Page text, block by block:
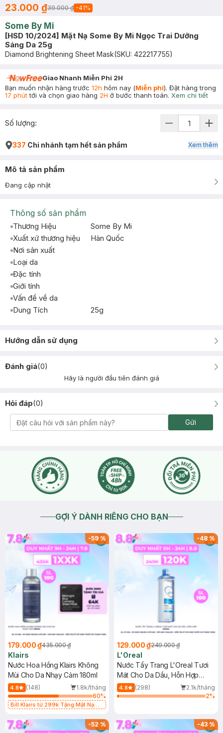
23.000 ₫39.000 ₫ -41%
Some By Mi
[HSD 10/2024] Mặt Nạ Some By Mi Ngọc Trai Dưỡng
Sáng Da 25g
Diamond Brightening Sheet Mask(SKU: 422217755)
Giao Nhanh Miễn Phí 2H
Bạn muốn nhận hàng trước 12h hôm nay (Miễn phí). Đặt hàng trong
17 phúttới và chọn giao hàng 2H ở bước thanh toán. Xem chi tiết
Số lượng:
337 Chi nhánh tạm hết sản phẩm Xem thêm
Mô tả sản phẩm
Đang cập nhật
Thông số sản phẩm
Thương Hiệu
Some By Mi
Xuất xứ thương hiệu
Hàn Quốc
Nơi sản xuất
Loại da
Đặc tính
Giới tính
Vấn đề về da
Dung Tích
25g
Hướng dẫn sử dụng
Đánh giá(0)
Hãy là người đầu tiên đánh giá
Hỏi đáp(0)
Gửi
GỢI Ý DÀNH RIÊNG CHO BẠN
-59%
179.000 ₫435.000 ₫
Klairs
Nước Hoa Hồng Klairs Không
Mùi Cho Da Nhạy Cảm 180ml
4.8 (148)
1.8k/tháng
60%
Bill Klairs từ 299k Tặng Mặt Nạ
25ml (SL Có Hạn)
-48%
129.000 ₫249.000 ₫
L'Oreal
Nước Tẩy Trang L'Oreal Tươi
Mát Cho Da Dầu, Hỗn Hợp
400ml
4.8 (298)
2.1k/tháng
2%
-52% -43%